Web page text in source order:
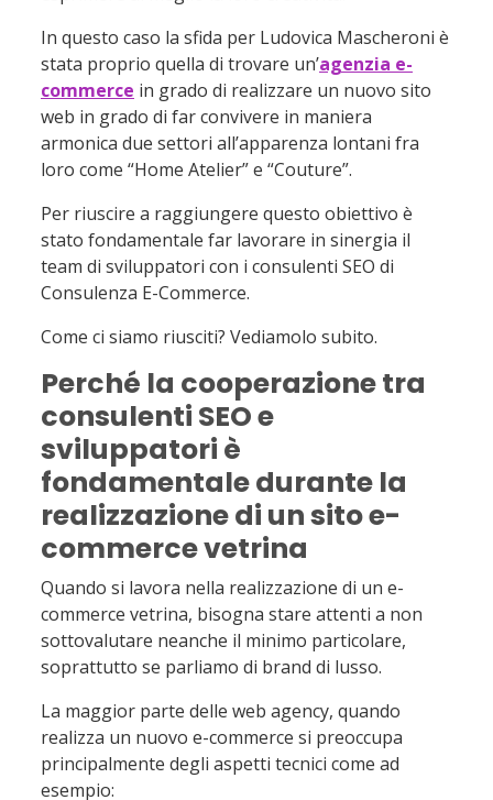
In questo caso la sfida per Ludovica Mascheroni è
stata proprio quella di trovare un’agenzia e-
commerce in grado di realizzare un nuovo sito
web in grado di far convivere in maniera
armonica due settori all’apparenza lontani fra
loro come “Home Atelier” e “Couture”.
Per riuscire a raggiungere questo obiettivo è
stato fondamentale far lavorare in sinergia il
team di sviluppatori con i consulenti SEO di
Consulenza E-Commerce.
Come ci siamo riusciti? Vediamolo subito.
Perché la cooperazione tra
consulenti SEO e
sviluppatori è
fondamentale durante la
realizzazione di un sito e-
commerce vetrina
Quando si lavora nella realizzazione di un e-
commerce vetrina, bisogna stare attenti a non
sottovalutare neanche il minimo particolare,
soprattutto se parliamo di brand di lusso.
La maggior parte delle web agency, quando
realizza un nuovo e-commerce si preoccupa
principalmente degli aspetti tecnici come ad
esempio: